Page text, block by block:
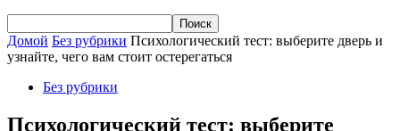
Домой Без рубрики Психологический тест: выберите дверь и
узнайте, чего вам стоит остерегаться
Без рубрики
Психологический тест: выберите